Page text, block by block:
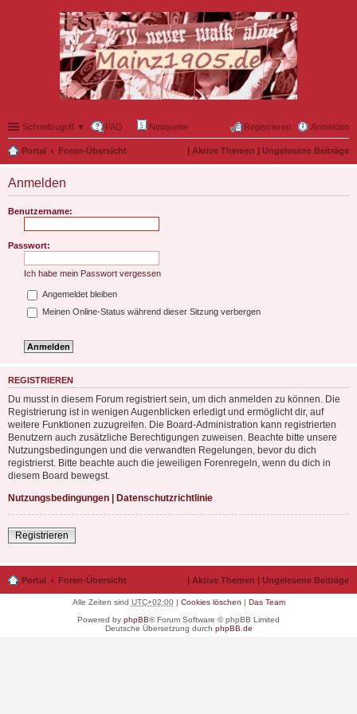
Schnellzugriff ▼ FAQ Netiquette Anmelden
Registrieren
Portal Foren-Übersicht | Aktive Themen | Ungelesene Beiträge
Anmelden
Benutzername:
Passwort:
Ich habe mein Passwort vergessen
Angemeldet bleiben
Meinen Online-Status während dieser Sitzung verbergen
REGISTRIEREN
Du musst in diesem Forum registriert sein, um dich anmelden zu können. Die
Registrierung ist in wenigen Augenblicken erledigt und ermöglicht dir, auf
weitere Funktionen zuzugreifen. Die Board-Administration kann registrierten
Benutzern auch zusätzliche Berechtigungen zuweisen. Beachte bitte unsere
Nutzungsbedingungen und die verwandten Regelungen, bevor du dich
registrierst. Bitte beachte auch die jeweiligen Forenregeln, wenn du dich in
diesem Board bewegst.
Nutzungsbedingungen | Datenschutzrichtlinie
Registrieren
Portal Foren-Übersicht | Aktive Themen | Ungelesene Beiträge
Alle Zeiten sind UTC+02:00| Cookies löschen | Das Team
Powered by phpBB® Forum Software © phpBB Limited
Deutsche Übersetzung durch phpBB.de